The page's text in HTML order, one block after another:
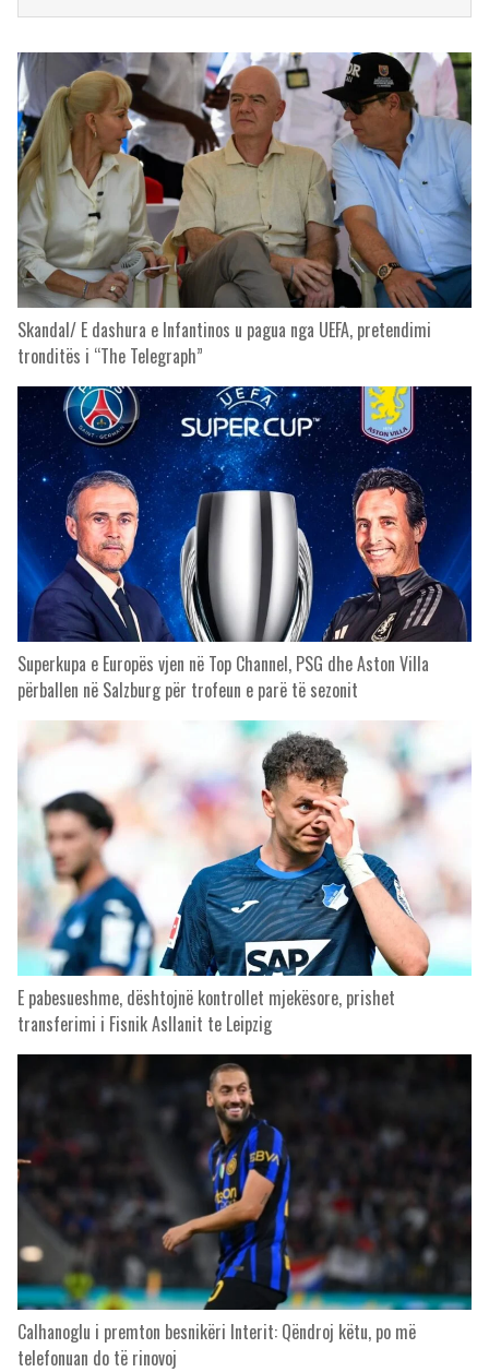
Skandal/ E dashura e Infantinos u pagua nga UEFA, pretendimi
tronditës i “The Telegraph”
Superkupa e Europës vjen në Top Channel, PSG dhe Aston Villa
përballen në Salzburg për trofeun e parë të sezonit
E pabesueshme, dështojnë kontrollet mjekësore, prishet
transferimi i Fisnik Asllanit te Leipzig
Calhanoglu i premton besnikëri Interit: Qëndroj këtu, po më
telefonuan do të rinovoj